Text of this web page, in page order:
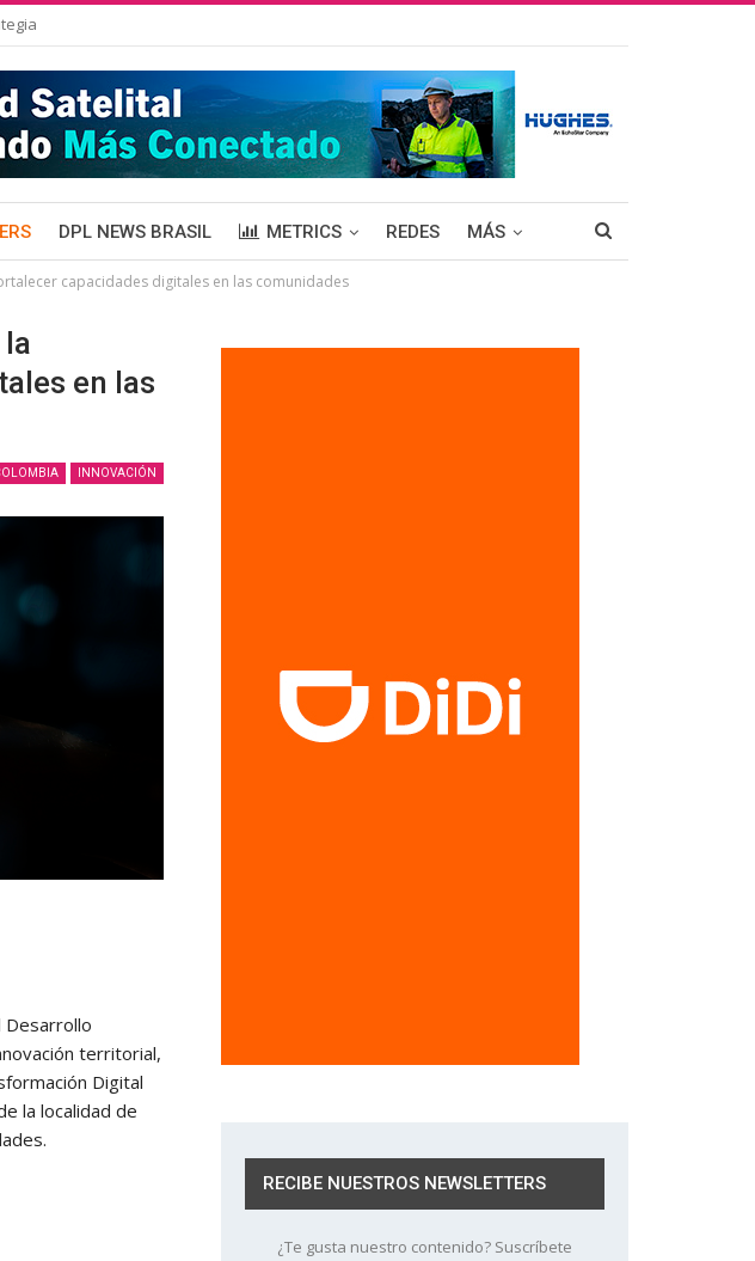
DPL NEWS BRASIL METRICS REDES MÁS
capacidades digitales en las comunidades
en las
INNOVACIÓN
Desarrollo
territorial,
Digital
la localidad de
RECIBE NUESTROS NEWSLETTERS
¿Te gusta nuestro contenido? Suscríbete